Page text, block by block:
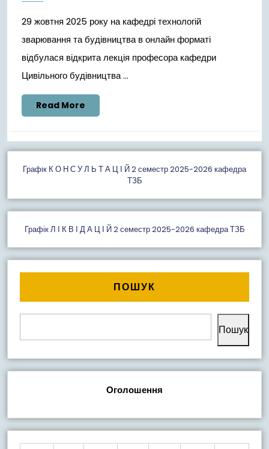
29 жовтня 2025 року на кафедрі технологій
зварювання та будівництва в онлайн форматі
відбулася відкрита лекція професора кафедри
Цивільного будівництва ...
Read More
More
Графiк К О Н С У Л Ь Т А Ц І Й 2 семестр 2025-2026 кафедра
ТЗБ
Графік Л І К В І Д А Ц І Й 2 семестр 2025-2026 кафедра ТЗБ
ПОШУК
Пошук
Оголошення